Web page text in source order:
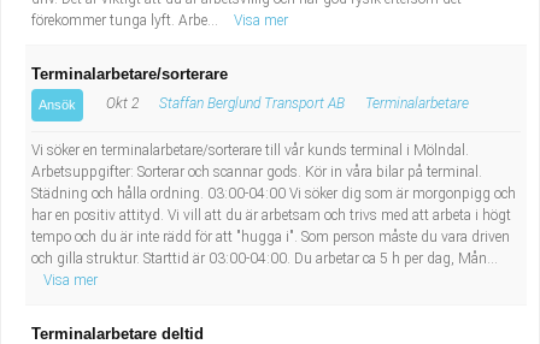
förekommer tunga lyft. Arbe...
Visa mer
Terminalarbetare/sorterare
Ansök Okt 2 Staffan Berglund Transport AB Terminalarbetare
Vi söker en terminalarbetare/sorterare till vår kunds terminal i Mölndal.
Arbetsuppgifter: Sorterar och scannar gods. Kör in våra bilar på terminal.
Städning och hålla ordning. 03:00-04:00 Vi söker dig som är morgonpigg och
har en positiv attityd. Vi vill att du är arbetsam och trivs med att arbeta i högt
tempo och du är inte rädd för att "hugga i". Som person måste du vara driven
och gilla struktur. Starttid är 03:00-04:00. Du arbetar ca 5 h per dag, Mån...
Visa mer
Terminalarbetare deltid